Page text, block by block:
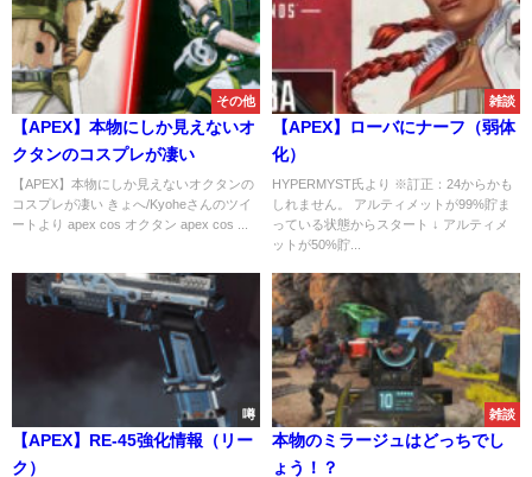
その他
【APEX】本物にしか見えないオ
クタンのコスプレが凄い
【APEX】本物にしか見えないオクタンの
コスプレが凄い きょへ/Kyoheさんのツイ
ートより apex cos オクタン apex cos ...
雑談
【APEX】ローバにナーフ（弱体
化）
HYPERMYST氏より ※訂正：24からかも
しれません。 アルティメットが99%貯ま
っている状態からスタート ↓ アルティメ
ットが50%貯...
噂
【APEX】RE-45強化情報（リー
ク）
雑談
本物のミラージュはどっちでし
ょう！？